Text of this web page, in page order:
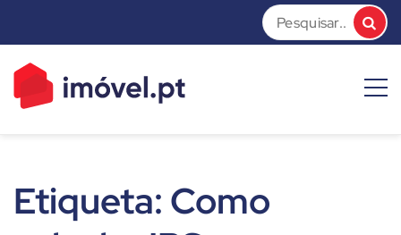
content
Etiqueta: Como